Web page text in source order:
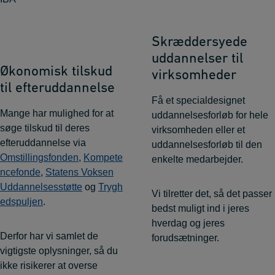
Økonomisk tilskud
til efteruddannelse
Mange har mulighed for at
søge tilskud til deres
efteruddannelse via
Omstillingsfonden, Kompete
ncefonde, Statens Voksen
Uddannelsesstøtte og Trygh
edspuljen.
Derfor har vi samlet de
vigtigste oplysninger, så du
ikke risikerer at overse
Skræddersyede
uddannelser til
virksomheder
Få et specialdesignet
uddannelsesforløb for hele
virksomheden eller et
uddannelsesforløb til den
enkelte medarbejder.
Vi tilretter det, så det passer
bedst muligt ind i jeres
hverdag og jeres
forudsætninger.